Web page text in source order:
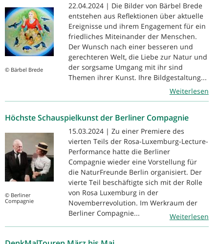
© Bärbel Brede
22.04.2024 | Die Bilder von Bärbel Brede
entstehen aus Reflektionen über aktuelle
Ereignisse und ihrem Engagement für ein
friedliches Miteinander der Menschen.
Der Wunsch nach einer besseren und
gerechteren Welt, die Liebe zur Natur und
der sorgsame Umgang mit ihr sind
Themen ihrer Kunst. Ihre Bildgestaltung...
Weiterlesen
Höchste Schauspielkunst der Berliner Compagnie
© Berliner
Compagnie
15.03.2024 | Zu einer Premiere des
vierten Teils der Rosa-Luxemburg-Lecture-
Performance hatte die Berliner
Compagnie wieder eine Vorstellung für
die NaturFreunde Berlin organisiert. Der
vierte Teil beschäftigte sich mit der Rolle
von Rosa Luxemburg in der
Novemberrevolution. Im Werkraum der
Berliner Compagnie...
Weiterlesen